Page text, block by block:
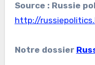
Source : Russie
http://
Notre dossier